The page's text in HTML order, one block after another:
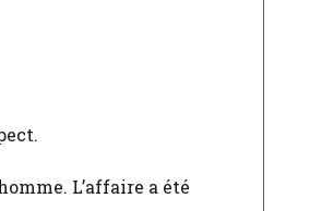
L’affaire a été